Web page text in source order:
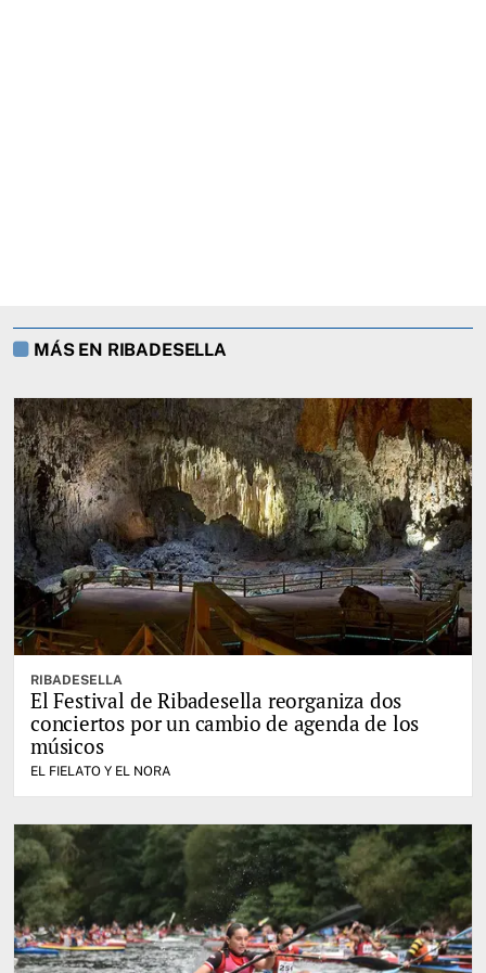
MÁS EN RIBADESELLA
RIBADESELLA
El Festival de Ribadesella reorganiza dos
conciertos por un cambio de agenda de los
músicos
EL FIELATO Y EL NORA